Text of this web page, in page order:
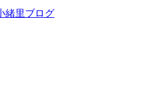
緒里ブログ